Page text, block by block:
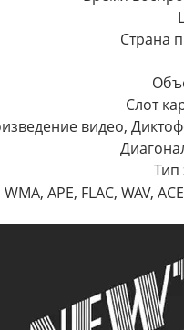
Страна
Слот
видео,
Тип
APE, FLAC, WAV,